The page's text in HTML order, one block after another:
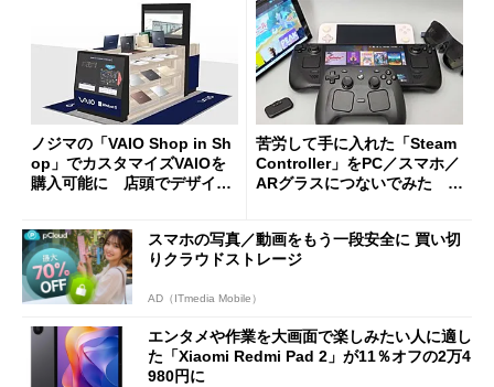
ノジマの「VAIO Shop in Sh
op」でカスタマイズVAIOを
購入可能に 店頭でデザイン
苦労して手に入れた「Steam
Controller」をPC／スマホ／
ARグラスにつないでみた ゲ
スマホの写真／動画をもう一段安全に 買い切
りクラウドストレージ
AD（ITmedia Mobile）
エンタメや作業を大画面で楽しみたい人に適し
た「Xiaomi Redmi Pad 2」が11％オフの2万4
980円に